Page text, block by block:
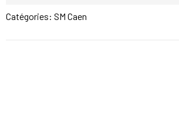
Catégories: SM Caen